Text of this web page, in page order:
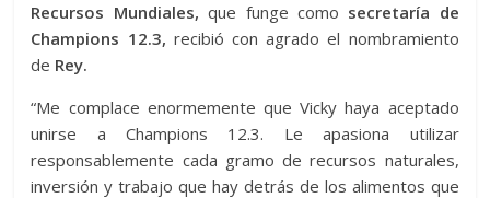
Recursos Mundiales, que funge como secretaría de
Champions 12.3, recibió con agrado el nombramiento
de Rey.
“Me complace enormemente que Vicky haya aceptado
unirse a Champions 12.3. Le apasiona utilizar
responsablemente cada gramo de recursos naturales,
inversión y trabajo que hay detrás de los alimentos que